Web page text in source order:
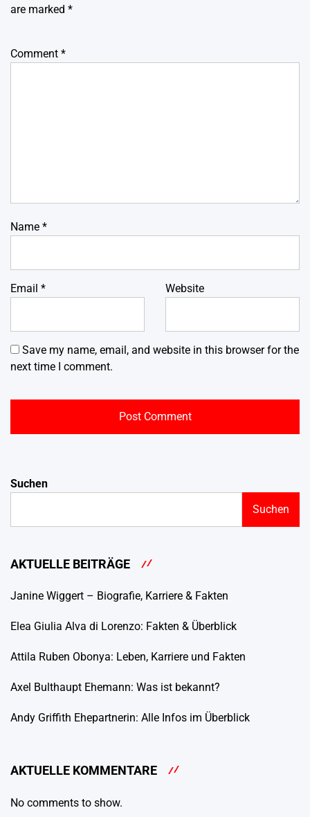
are marked *
Comment *
Name *
Email * Website
Save my name, email, and website in this browser for the
next time I comment.
Suchen
Suchen
AKTUELLE BEITRÄGE
Janine Wiggert – Biografie, Karriere & Fakten
Elea Giulia Alva di Lorenzo: Fakten & Überblick
Attila Ruben Obonya: Leben, Karriere und Fakten
Axel Bulthaupt Ehemann: Was ist bekannt?
Andy Griffith Ehepartnerin: Alle Infos im Überblick
AKTUELLE KOMMENTARE
No comments to show.